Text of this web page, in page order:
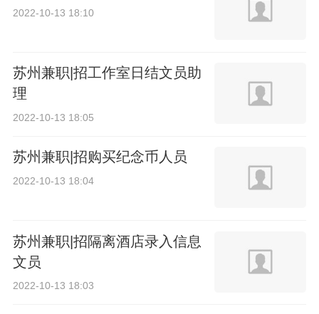
2022-10-13 18:10
苏州兼职|招工作室日结文员助
理
2022-10-13 18:05
苏州兼职|招购买纪念币人员
2022-10-13 18:04
苏州兼职|招隔离酒店录入信息
文员
2022-10-13 18:03